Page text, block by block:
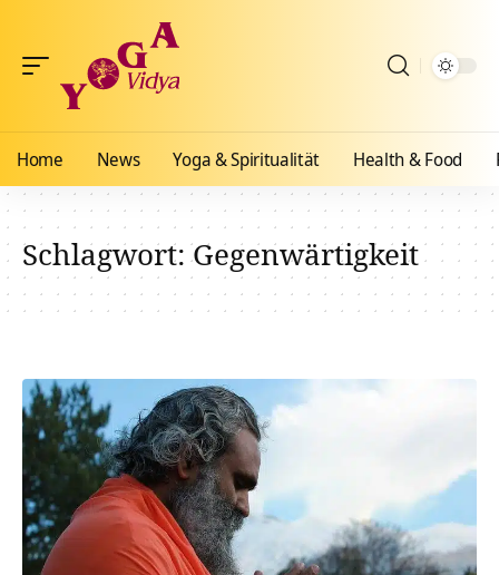
Home News Yoga & Spiritualität Health & Food
Schlagwort:Gegenwärtigkeit